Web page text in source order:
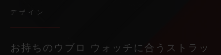
デザイン
お持ちのウブロ ウォッチに合うストラッ